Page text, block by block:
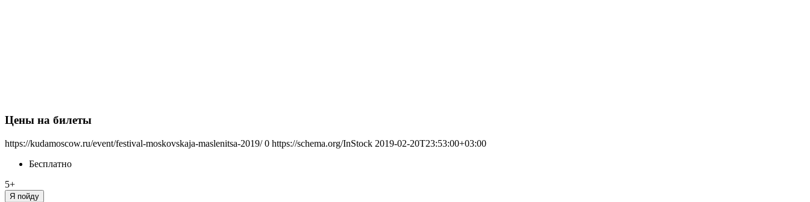
Цены на билеты
https://kudamoscow.ru/event/festival-moskovskaja-maslenitsa-2019/ 0 https://schema.org/InStock 2019-02-20T23:53:00+03:00
Бесплатно
5+
Я пойду